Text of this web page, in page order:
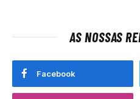
AS NOSSAS
Facebook